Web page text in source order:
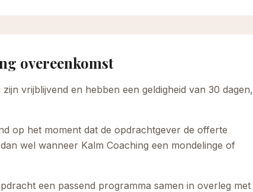
overeenkomst
vrijblijvend en hebben een geldigheid van 30 dagen,
op het moment dat de opdrachtgever de offerte
wel wanneer Kalm Coaching een mondelinge of
een passend programma samen in overleg met